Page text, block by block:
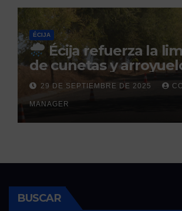
ÉCIJA
Écija refuerza la
de cunetas y
la llegada de las
otoñales
29 DE SEPTIEMBRE DE 2025
MANAGER
BUSCAR